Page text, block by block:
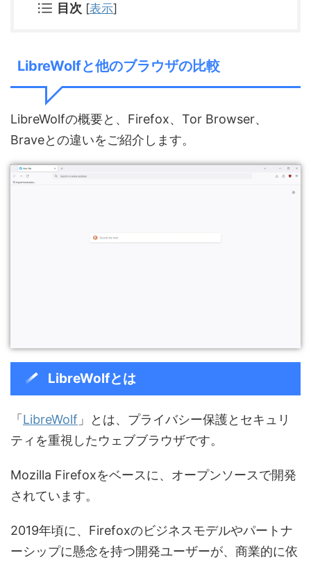
目次 [表示]
LibreWolfと他のブラウザの比較
LibreWolfの概要と、Firefox、Tor Browser、
Braveとの違いをご紹介します。
LibreWolfとは
「 LibreWolf 」とは、プライバシー保護とセキュリ
ティを重視したウェブブラウザです。
Mozilla Firefoxをベースに、オープンソースで開発
されています。
2019年頃に、Firefoxのビジネスモデルやパートナ
ーシップに懸念を持つ開発ユーザーが、商業的に依